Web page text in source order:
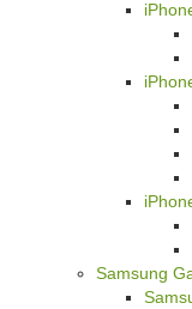
Samsung